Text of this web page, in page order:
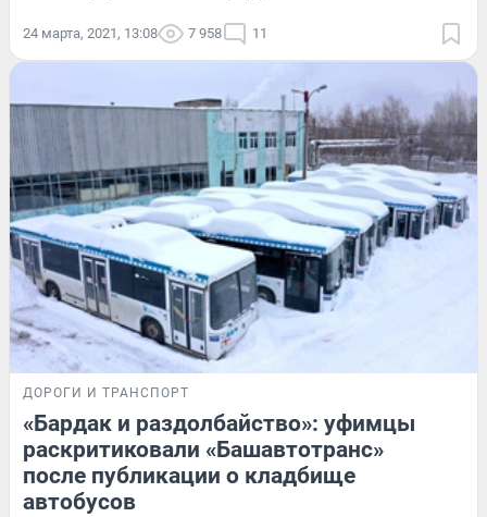
24 марта, 2021, 13:08 7 958 11
ДОРОГИ И ТРАНСПОРТ
«Бардак и раздолбайство»: уфимцы
раскритиковали «Башавтотранс»
после публикации о кладбище
автобусов